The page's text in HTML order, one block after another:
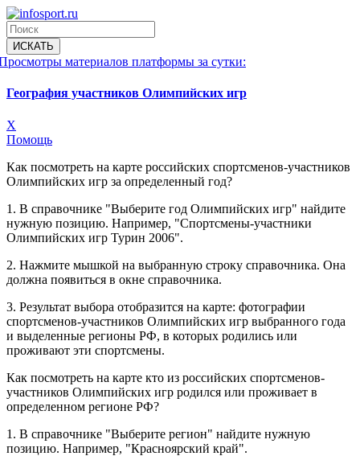
материалов платформы за сутки:
География участников Олимпийских игр
X
Помощь
Как посмотреть на карте российских спортсменов-участников
Олимпийских игр за определенный год?
1. В справочнике "Выберите год Олимпийских игр" найдите
нужную позицию. Например, "Спортсмены-участники
Олимпийских игр Турин 2006".
2. Нажмите мышкой на выбранную строку справочника. Она
должна появиться в окне справочника.
3. Результат выбора отобразится на карте: фотографии
спортсменов-участников Олимпийских игр выбранного года
и выделенные регионы РФ, в которых родились или
проживают эти спортсмены.
Как посмотреть на карте кто из российских спортсменов-
участников Олимпийских игр родился или проживает в
определенном регионе РФ?
1. В справочнике "Выберите регион" найдите нужную
позицию. Например, "Красноярский край".